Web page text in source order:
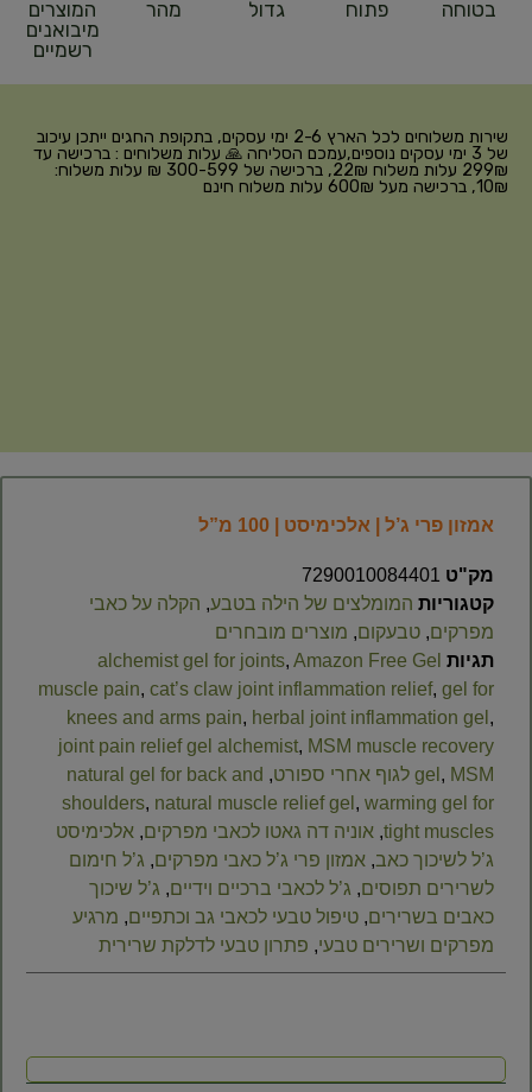
בטוחה
פתוח
גדול
מהר
המוצרים
מיבואנים
רשמיים
שירות משלוחים לכל הארץ 2-6 ימי עסקים, בתקופת החגים ייתכן עיכוב
של 3 ימי עסקים נוספים,עמכם הסליחה 🙏 עלות משלוחים : ברכישה עד
299₪ עלות משלוח 22₪, ברכישה של 300-599 ₪ עלות משלוח:
10₪, ברכישה מעל 600₪ עלות משלוח חינם
אמזון פרי ג’ל | אלכימיסט | 100 מ”ל
מק"ט 7290010084401
קטגוריות המומלצים של הילה בטבע, הקלה על כאבי
מפרקים, טבעקום, מוצרים מובחרים
תגיות
alchemist gel for joints, Amazon Free Gel
muscle pain, cat’s claw joint inflammation relief, gel for
knees and arms pain, herbal joint inflammation gel ,
joint pain relief gel alchemist, MSM muscle recovery
gel , MSM לגוף אחרי ספורט ,
natural gel for back and
shoulders, natural muscle relief gel , warming gel for
tight muscles
, אוניה דה גאטו לכאבי מפרקים, אלכימיסט
ג’ל לשיכוך כאב, אמזון פרי ג’ל כאבי מפרקים, ג’ל חימום
לשרירים תפוסים, ג’ל לכאבי ברכיים וידיים, ג’ל שיכוך
כאבים בשרירים, טיפול טבעי לכאבי גב וכתפיים, מרגיע
מפרקים ושרירים טבעי, פתרון טבעי לדלקת שרירית